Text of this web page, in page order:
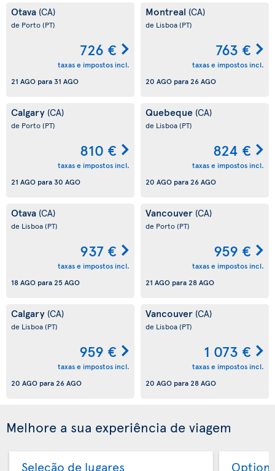
Otava (CA)
de Porto(PT)
726 €
taxas e impostos incl.
21 AGO para 31 AGO
Montreal (CA)
de Lisboa(PT)
763 €
taxas e impostos incl.
20 AGO para26 AGO
Calgary (CA)
de Porto(PT)
810 €
taxas e impostos incl.
21 AGO para 30 AGO
Quebeque (CA)
de Lisboa(PT)
824 €
taxas e impostos incl.
20 AGO para26 AGO
Otava (CA)
de Lisboa(PT)
937 €
taxas e impostos incl.
18 AGO para25 AGO
Vancouver (CA)
de Porto(PT)
959 €
taxas e impostos incl.
21 AGO para28 AGO
Calgary (CA)
de Lisboa(PT)
959 €
taxas e impostos incl.
20 AGO para26 AGO
Vancouver (CA)
de Lisboa(PT)
1 073 €
taxas e impostos incl.
20 AGO para28 AGO
Melhore a sua experiência de viagem
Seleção de lugares Option